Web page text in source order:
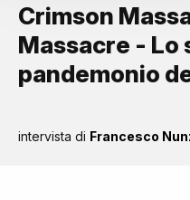
Crimson
Massacre - Lo
pandemonio
intervista di Francesco